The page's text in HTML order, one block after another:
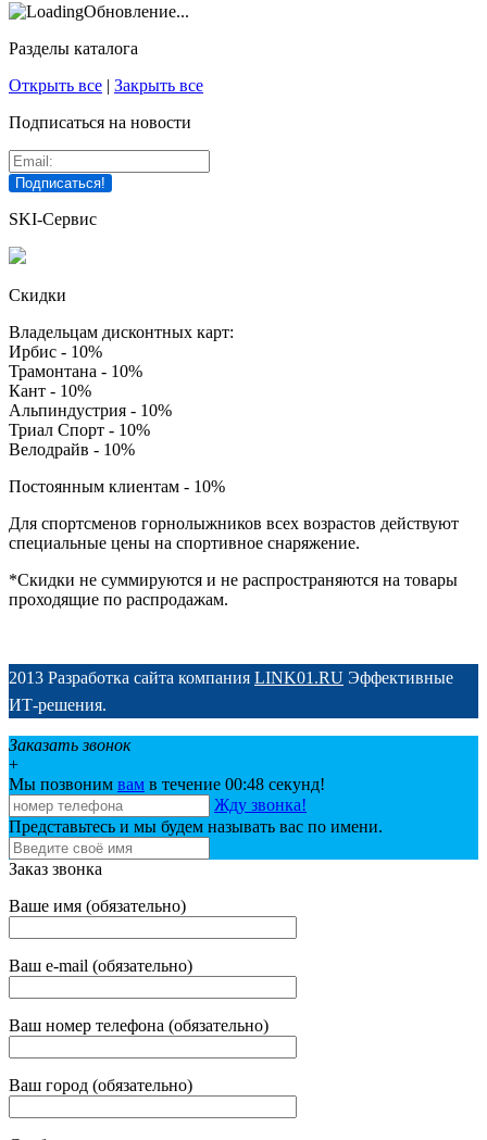
Обновление...
Разделы каталога
Открыть все | Закрыть все
Подписаться на новости
SKI-Сервис
Скидки
Владельцам дисконтных карт:
Ирбис - 10%
Трамонтана - 10%
Кант - 10%
Альпиндустрия - 10%
Триал Спорт - 10%
Велодрайв - 10%
Постоянным клиентам - 10%
Для спортсменов горнолыжников всех возрастов действуют
специальные цены на спортивное снаряжение.
*Скидки не суммируются и не распространяются на товары
проходящие по распродажам.
2013 Разработка сайта компания LINK01.RU Эффективные
ИТ-решения.
Заказать звонок
+
Мы позвоним вам в течение 00:48 секунд!
Жду звонка!
Представьтесь и мы будем называть вас по имени.
Заказ звонка
Ваше имя (обязательно)
Ваш e-mail (обязательно)
Ваш номер телефона (обязательно)
Ваш город (обязательно)